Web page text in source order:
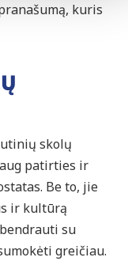
kuris
skolų
patirties ir
Be to, jie
ir kultūrą
su
greičiau.